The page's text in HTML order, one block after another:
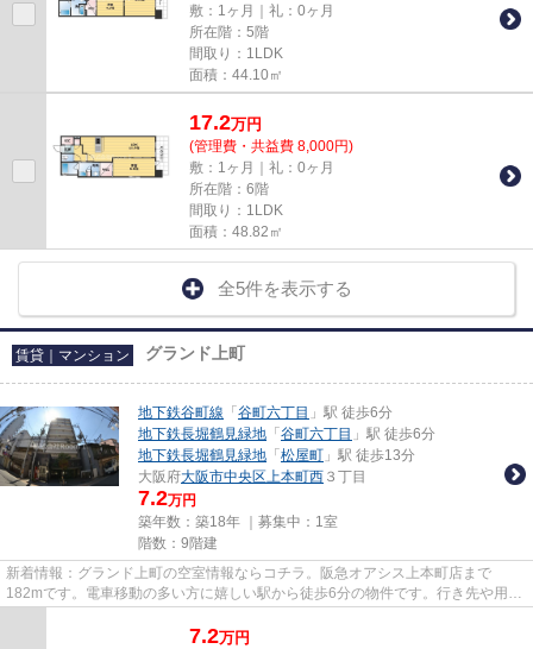
敷：1ヶ月｜礼：0ヶ月
所在階：5階
間取り：1LDK
面積：44.10㎡
17.2万円
(管理費・共益費 8,000円)
敷：1ヶ月｜礼：0ヶ月
所在階：6階
間取り：1LDK
面積：48.82㎡
全5件を表示する
賃貸｜マンション グランド上町
地下鉄谷町線 「 谷町六丁目 」駅 徒歩6分
地下鉄長堀鶴見緑地 「 谷町六丁目 」駅 徒歩6分
地下鉄長堀鶴見緑地 「 松屋町 」駅 徒歩13分
大阪府大阪市中央区上本町西 ３丁目
7.2万円
築年数：築18年 ｜募集中： 1室
階数：9階建
新着情報：グランド上町の空室情報ならコチラ。阪急オアシス上本町店まで
182mです。電車移動の多い方に嬉しい駅から徒歩6分の物件です。行き先や用途
7.2万円